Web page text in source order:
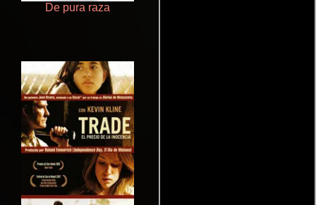
De pura raza